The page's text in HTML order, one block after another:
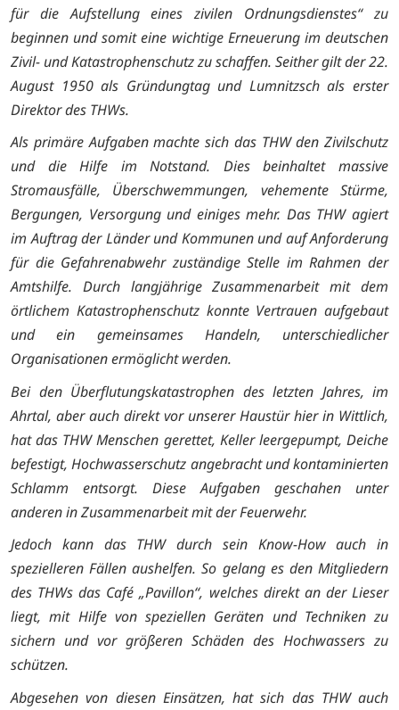
für die Aufstellung eines zivilen Ordnungsdienstes“ zu
beginnen und somit eine wichtige Erneuerung im deutschen
Zivil- und Katastrophenschutz zu schaffen. Seither gilt der 22.
August 1950 als Gründungtag und Lumnitzsch als erster
Direktor des THWs.
Als primäre Aufgaben machte sich das THW den Zivilschutz
und die Hilfe im Notstand. Dies beinhaltet massive
Stromausfälle, Überschwemmungen, vehemente Stürme,
Bergungen, Versorgung und einiges mehr. Das THW agiert
im Auftrag der Länder und Kommunen und auf Anforderung
für die Gefahrenabwehr zuständige Stelle im Rahmen der
Amtshilfe. Durch langjährige Zusammenarbeit mit dem
örtlichem Katastrophenschutz konnte Vertrauen aufgebaut
und ein gemeinsames Handeln, unterschiedlicher
Organisationen ermöglicht werden.
Bei den Überflutungskatastrophen des letzten Jahres, im
Ahrtal, aber auch direkt vor unserer Haustür hier in Wittlich,
hat das THW Menschen gerettet, Keller leergepumpt, Deiche
befestigt, Hochwasserschutz angebracht und kontaminierten
Schlamm entsorgt. Diese Aufgaben geschahen unter
anderen in Zusammenarbeit mit der Feuerwehr.
Jedoch kann das THW durch sein Know-How auch in
spezielleren Fällen aushelfen. So gelang es den Mitgliedern
des THWs das Café „Pavillon“, welches direkt an der Lieser
liegt, mit Hilfe von speziellen Geräten und Techniken zu
sichern und vor größeren Schäden des Hochwassers zu
schützen.
Abgesehen von diesen Einsätzen, hat sich das THW auch